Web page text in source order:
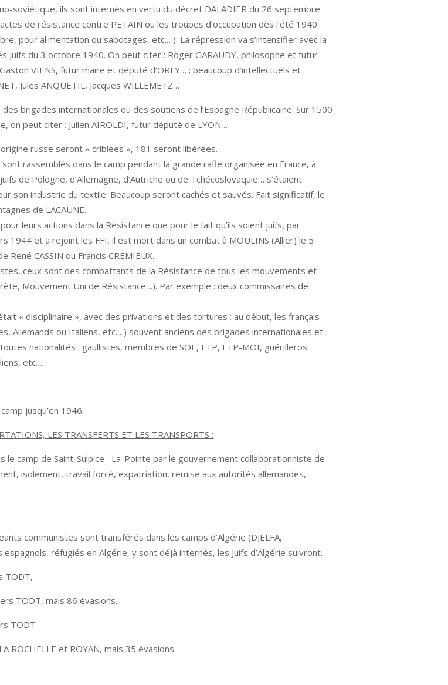
soviétique, ils sont internés en vertu du décret DALADIER du 26 septembre
de résistance contre PETAIN ou les troupes d’occupation dès l’été 1940
pour alimentation ou sabotages, etc.…). La répression va s’intensifier avec la
du 3 octobre 1940. On peut citer : Roger GARAUDY, philosophe et futur
VIENS, futur maire et député d’ORLY… ; beaucoup d’intellectuels et
Jules ANQUETIL, Jacques WILLEMETZ…
brigades internationales ou des soutiens de l’Espagne Républicaine. Sur 1500
on peut citer : Julien AIROLDI, futur député de LYON…
russe seront « criblées », 181 seront libérées.
rassemblés dans le camp pendant la grande rafle organisée en France, à
de Pologne, d’Allemagne, d’Autriche ou de Tchécoslovaquie… s’étaient
son industrie du textile. Beaucoup seront cachés et sauvés. Fait significatif, le
de LACAUNE.
leurs actions dans la Résistance que pour le fait qu’ils soient juifs, par
1944 et a rejoint les FFI, il est mort dans un combat à MOULINS (Allier) le 5
CASSIN ou Francis CREMIEUX.
ceux sont des combattants de la Résistance de tous les mouvements et
Mouvement Uni de Résistance…). Par exemple : deux commissaires de
« disciplinaire », avec des privations et des tortures : au début, les français
Allemands ou Italiens, etc.…) souvent anciens des brigades internationales et
nationalités : gaullistes, membres de SOE, FTP, FTP-MOI, guérilleros
etc….
jusqu’en 1946.
LES TRANSFERTS ET LES TRANSPORTS :
camp de Saint-Sulpice –La-Pointe par le gouvernement collaborationniste de
isolement, travail forcé, expatriation, remise aux autorités allemandes,
communistes sont transférés dans les camps d’Algérie (DJELFA,
réfugiés en Algérie, y sont déjà internés, les Juifs d’Algérie suivront.
TODT,
TODT, mais 86 évasions.
TODT
ROCHELLE et ROYAN, mais 35 évasions.